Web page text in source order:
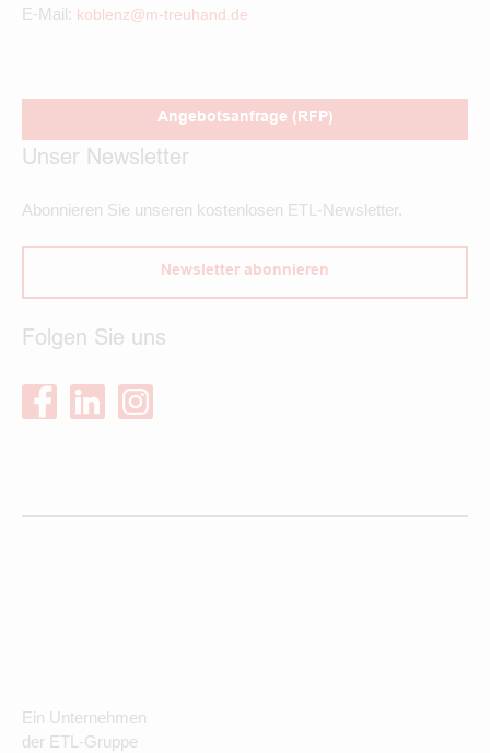
E-Mail: koblenz@m-treuhand.de
Angebotsanfrage (RFP)
Unser Newsletter
Abonnieren Sie unseren kostenlosen ETL-Newsletter.
Newsletter abonnieren
Folgen Sie uns
Ein Unternehmen
der ETL-Gruppe